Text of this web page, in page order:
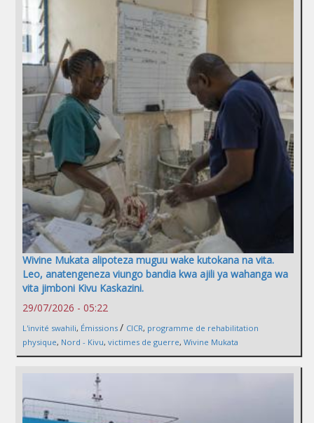
Wivine Mukata alipoteza muguu wake kutokana na vita.
Leo, anatengeneza viungo bandia kwa ajili ya wahanga wa
vita jimboni Kivu Kaskazini.
29/07/2026 - 05:22
L'invité swahili, Émissions / CICR, programme de rehabilitation
physique, Nord - Kivu, victimes de guerre, Wivine Mukata